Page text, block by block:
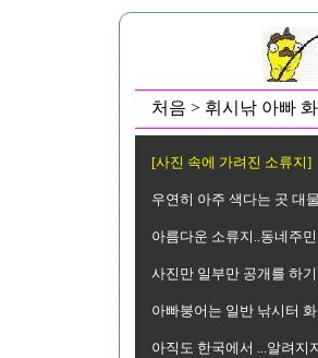
처음 > 휘시낚 아빠
[사진 속에 가려진 소류지]
우연히 아주 색다는 곳 대
아름다운 소류지..동네주
사진만 일부만 공개를 하
아빠붕어는 일반 낚시터
아직도 한국에서 ...알려지